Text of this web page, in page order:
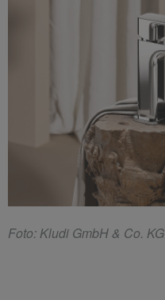
Foto: Kludi GmbH & Co. KG